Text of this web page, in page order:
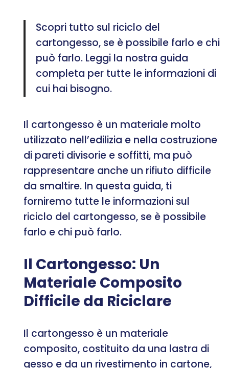
Scopri tutto sul riciclo del
cartongesso, se è possibile farlo e chi
può farlo. Leggi la nostra guida
completa per tutte le informazioni di
cui hai bisogno.
Il cartongesso è un materiale molto
utilizzato nell’edilizia e nella costruzione
di pareti divisorie e soffitti, ma può
rappresentare anche un rifiuto difficile
da smaltire. In questa guida, ti
forniremo tutte le informazioni sul
riciclo del cartongesso, se è possibile
farlo e chi può farlo.
Il Cartongesso: Un
Materiale Composito
Difficile da Riciclare
Il cartongesso è un materiale
composito, costituito da una lastra di
gesso e da un rivestimento in cartone,